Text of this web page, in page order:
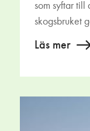
som syftar till
skogsbruket
Läs mer